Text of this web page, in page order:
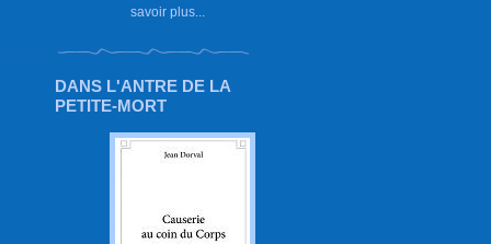
savoir plus...
DANS L'ANTRE DE LA
PETITE-MORT